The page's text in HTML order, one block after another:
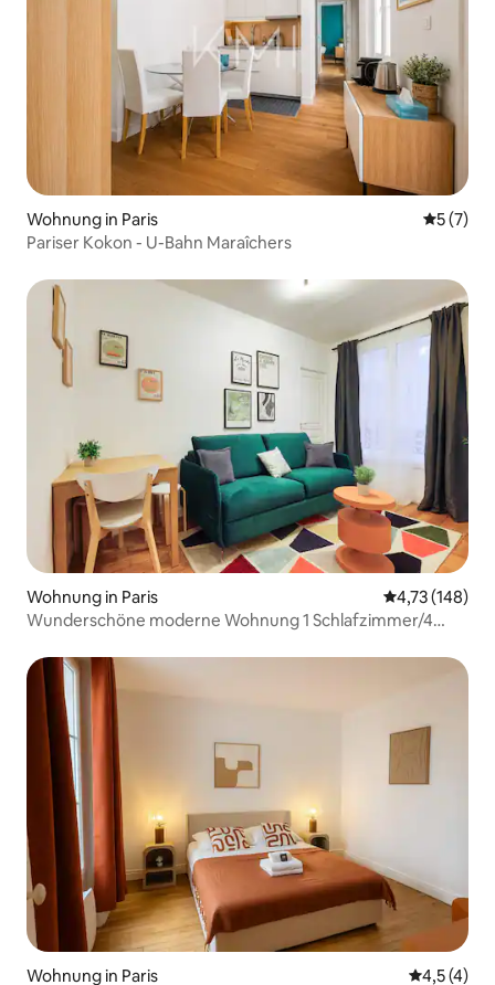
Wohnung in Paris
5 (7)
Pariser Kokon - U-Bahn Maraîchers
Wohnung in Paris
4,73 (148)
Wunderschöne moderne Wohnung 1 Schlafzimmer/4
Wohnung in Paris 4,5 (4)